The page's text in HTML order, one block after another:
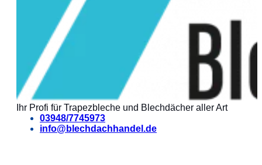
Ihr Profi für Trapezbleche und Blechdächer aller Art
03948/7745973
info@blechdachhandel.de